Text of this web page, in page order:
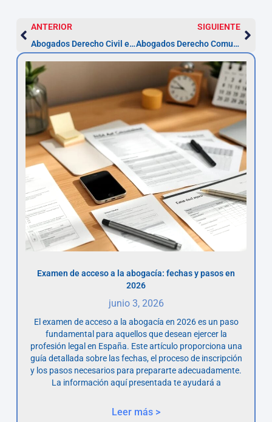
ANTERIOR
Abogados Derecho Civil en L’Hospitalet
SIGUIENTE
Abogados Derecho Comunitario en L’Hospitalet (2026)
Examen de acceso a la abogacía: fechas y pasos en
2026
junio 3, 2026
El examen de acceso a la abogacía en 2026 es un paso
fundamental para aquellos que desean ejercer la
profesión legal en España. Este artículo proporciona una
guía detallada sobre las fechas, el proceso de inscripción
y los pasos necesarios para prepararte adecuadamente.
La información aquí presentada te ayudará a
Leer más >